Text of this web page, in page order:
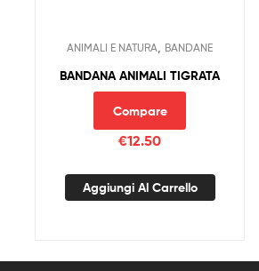
ANIMALI E NATURA BANDANE
BANDANA ANIMALI TIGRATA
Compare
€12.50
Aggiungi Al Carrello